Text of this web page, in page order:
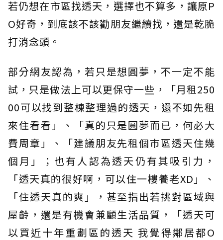
若仍想在市區找透天，選擇也不算多，讓原P
O好奇，到底該不該勸朋友繼續找，還是乾脆
打消念頭。
部分網友認為，若只是想圓夢，不一定不能
試，只是做法上可以更保守一些，「月租250
00可以找到整棟整理過的透天，還不如先租
來住看看」、「真的只是圓夢而已，何必大
費周章」、「建議朋友先租個市區透天住幾
個月」；也有人認為透天仍有其吸引力，
「透天真的很好啊，可以住一樓養老XD」、
「住透天真的爽」，甚至指出若挑對區域與
屋齡，還是有機會兼顧生活品質，「透天可
以買近十年重劃區的透天 我覺得鄰居都O